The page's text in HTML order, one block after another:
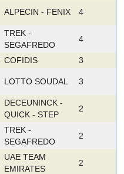
ALPECIN - FENIX 4
TREK -
SEGAFREDO
4
COFIDIS 3
LOTTO SOUDAL 3
DECEUNINCK -
QUICK - STEP
2
TREK -
SEGAFREDO
2
UAE TEAM
EMIRATES
2